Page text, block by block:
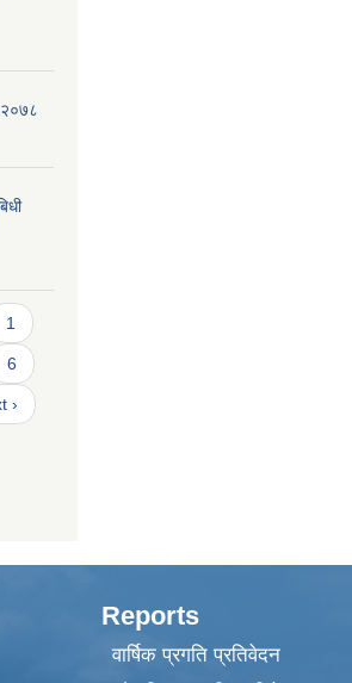
२०७८
1
6
›
Reports
वार्षिक प्रगति प्रतिवेदन